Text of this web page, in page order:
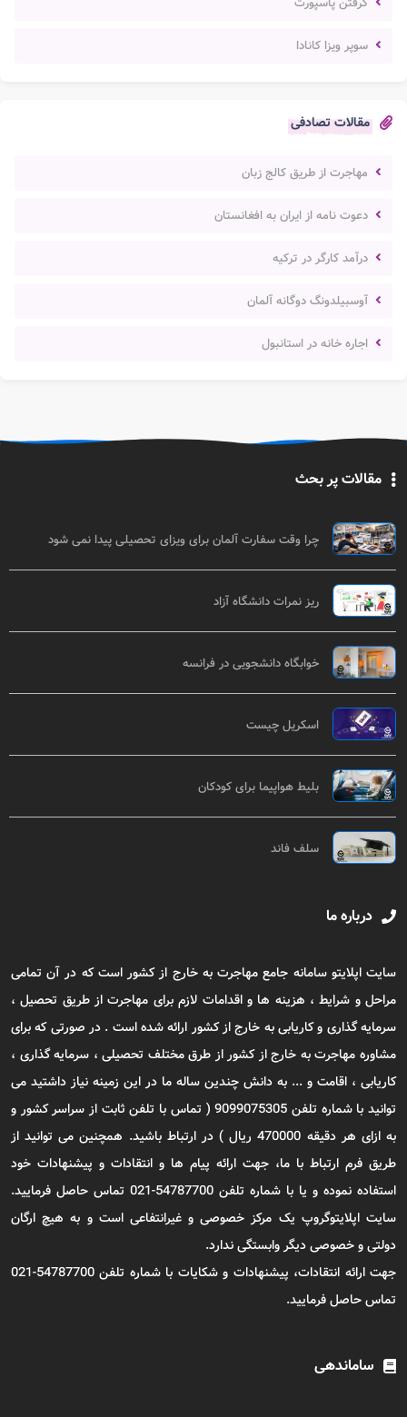
سوپر ویزا کانادا
مقالات تصادفی
مهاجرت از طریق کالج زبان
دعوت نامه از ایران به افغانستان
درآمد کارگر در ترکیه
آوسبیلدونگ دوگانه آلمان
اجاره خانه در استانبول
مقالات پر بحث
چرا وقت سفارت آلمان برای ویزای تحصیلی پیدا نمی شود
ریز نمرات دانشگاه آزاد
خوابگاه دانشجویی در فرانسه
اسکریل چیست
بلیط هواپیما برای کودکان
سلف فاند
درباره ما
سایت اپلایتو سامانه جامع مهاجرت به خارج از کشور است که در آن تمامی
مراحل و شرایط ، هزینه ها و اقدامات لازم برای مهاجرت از طریق تحصیل ،
سرمایه گذاری و کاریابی به خارج از کشور ارائه شده است . در صورتی که برای
مشاوره مهاجرت به خارج از کشور از طرق مختلف تحصیلی ، سرمایه گذاری ،
کاریابی ، اقامت و ... به دانش چندین ساله ما در این زمینه نیاز داشتید می
توانید با شماره تلفن 9099075305 ( تماس با تلفن ثابت از سراسر کشور و
به ازای هر دقیقه 470000 ریال ) در ارتباط باشید. همچنین می توانید از
طریق فرم ارتباط با ما، جهت ارائه پیام ها و انتقادات و پیشنهادات خود
استفاده نموده و یا با شماره تلفن 54787700-021 تماس حاصل فرمایید.
سایت اپلایتوگروپ یک مرکز خصوصی و غیرانتفاعی است و به هیچ ارگان
دولتی و خصوصی دیگر وابستگی ندارد.
جهت ارائه انتقادات، پیشنهادات و شکایات با شماره تلفن 54787700-021
تماس حاصل فرمایید.
ساماندهی